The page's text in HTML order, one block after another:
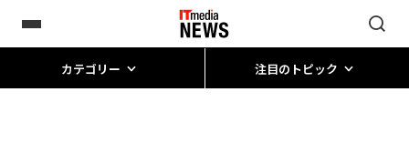
カテゴリー 注目のトピック